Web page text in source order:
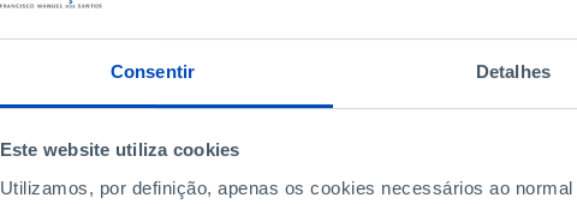
Consentir Detalhes
Este website utiliza cookies
Utilizamos, por definição, apenas os cookies necessários ao